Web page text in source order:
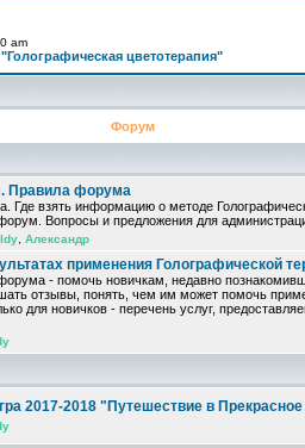
am
цветотерапия"
Форум
Правила форума
Где взять информацию о методе
Вопросы и предложения для
Александр
применения Голографической
- помочь новичкам, недавно
отзывы, понять, чем им может помочь
для новичков - перечень услуг,
2017-2018 "Путешествие в